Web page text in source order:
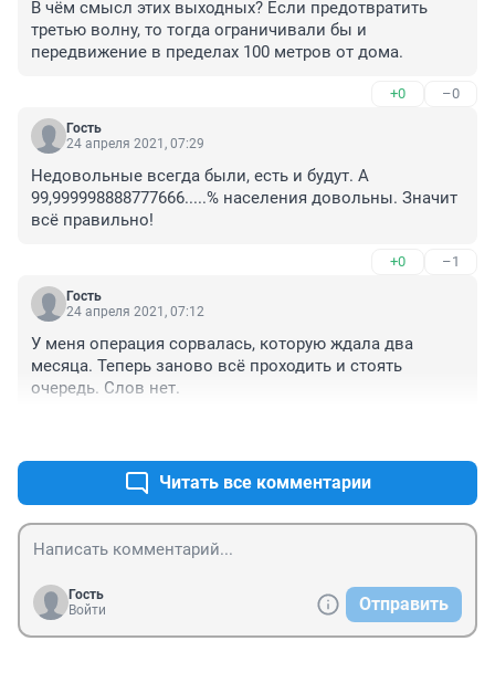
В чём смысл этих выходных? Если предотвратить
третью волну, то тогда ограничивали бы и
передвижение в пределах 100 метров от дома.
+0 –0
Гость
24 апреля 2021, 07:29
Недовольные всегда были, есть и будут. А
99,999998888777666.....% населения довольны. Значит
всё правильно!
+0 –1
Гость
24 апреля 2021, 07:12
У меня операция сорвалась, которую ждала два
месяца. Теперь заново всё проходить и стоять
очередь. Слов нет.
Читать все комментарии
Гость
Войти
Отправить